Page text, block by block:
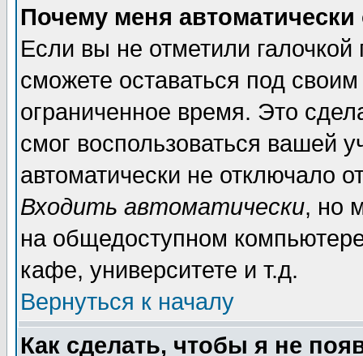
Почему меня автоматически
Если вы не отметили галочкой
сможете оставаться под
ограниченное время. Это
смог воспользоваться вашей
автоматически не отключало
Входить автоматически, но
на общедоступном
кафе, университете и т.д.
Вернуться к началу
Как сделать, чтобы я не